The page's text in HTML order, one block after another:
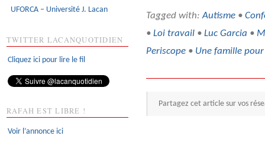
Tagged with:Autisme •
• Loi travail • Luc Garcia •
Periscope • Une famille
Partagez cet article sur vos
UFORCA – Université J. Lacan
TWITTER LACANQUOTIDIEN
Cliquez ici pour lire le fil
RAFAH EST LIBRE !
Voir l’annonce ici